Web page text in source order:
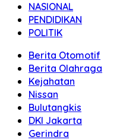
NASIONAL
PENDIDIKAN
POLITIK
Berita Otomotif
Berita Olahraga
Kejahatan
Nissan
Bulutangkis
DKI Jakarta
Gerindra